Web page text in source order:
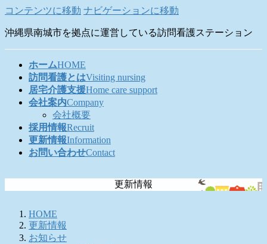
コンテンツに移動 ナビゲーションに移動
沖縄県南城市を拠点に運営している訪問看護ステーション
ホームHOME
訪問看護とはVisiting nursing
居宅介護支援Home care support
会社案内Company
会社概要
採用情報Recruit
更新情報Information
お問い合わせContact
更新情報
HOME
更新情報
お知らせ